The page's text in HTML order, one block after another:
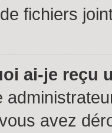
fichiers
ai-je reçu
avez